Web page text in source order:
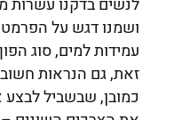
ושמנו דגש על
עמידות למים, סוג
זאת, גם הנראות
כמובן, שבשביל